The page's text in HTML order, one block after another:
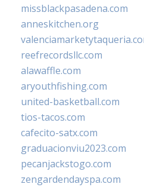
missblackpasadena.com
anneskitchen.org
reefrecordsllc.com
alawaffle.com
aryouthfishing.com
united-basketball.com
tios-tacos.com
cafecito-satx.com
graduacionviu2023.com
pecanjackstogo.com
zengardendayspa.com